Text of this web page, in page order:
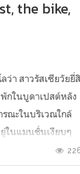
the bike,
ว่า สาวรัสเซียวัยยี่สิ
กในบูดาเปสต์หลัง
ณะในบริเวณใกล้
ในแมนชั่นเงียบๆ
ลผู้คน แต่เดินทาง
ามผิดปกติของประตู